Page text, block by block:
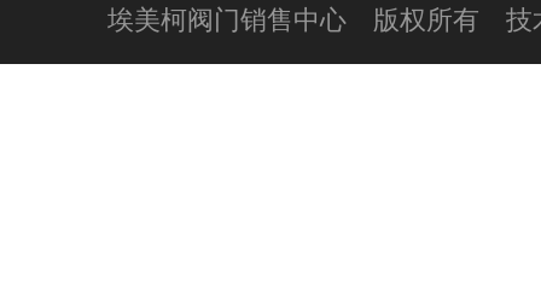
埃美柯阀门销售中心 版权所有 技